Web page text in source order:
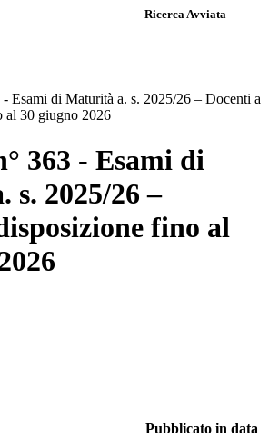
Ricerca Avviata
Esami di Maturità a. s. 2025/26 – Docenti a
al 30 giugno 2026
363 - Esami di
2025/26 –
fino al
Pubblicato in data